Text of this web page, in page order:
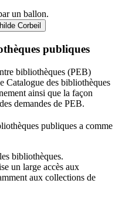
Corbeil
publiques
bibliothèques (PEB)
Catalogue des bibliothèques
ainsi que la façon
demandes de PEB.
publiques a comme
bibliothèques.
un large accès aux
aux collections de